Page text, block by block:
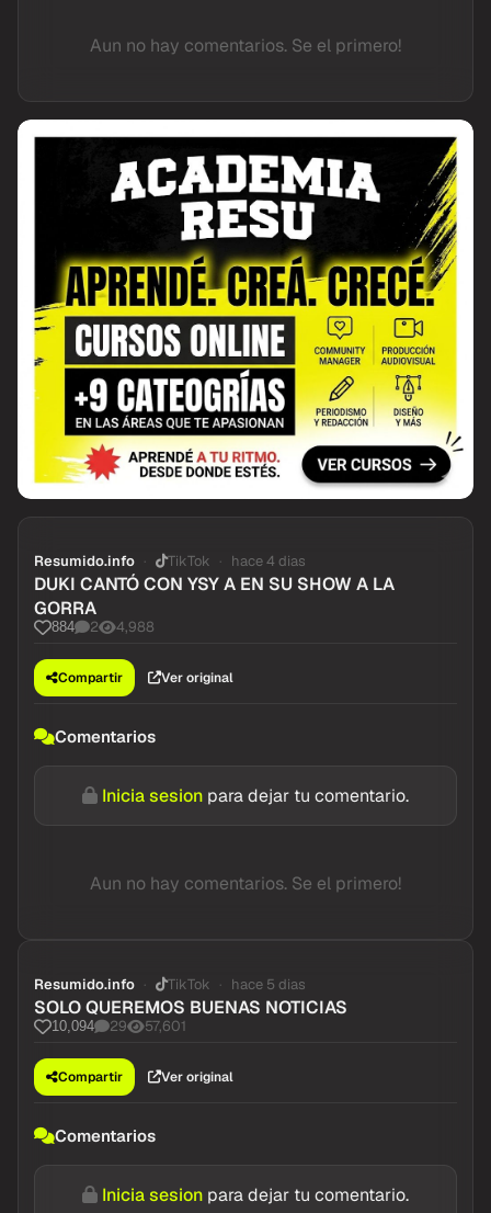
Aun no hay comentarios. Se el primero!
Resumido.info TikTok hace 4 dias
DUKI CANTÓ CON YSY A EN SU SHOW A LA
GORRA
884 2 4,988
Compartir Ver original
Comentarios
Inicia sesion para dejar tu comentario.
Aun no hay comentarios. Se el primero!
Resumido.info TikTok hace 5 dias
SOLO QUEREMOS BUENAS NOTICIAS
10,094 29 57,601
Compartir Ver original
Comentarios
Inicia sesion para dejar tu comentario.